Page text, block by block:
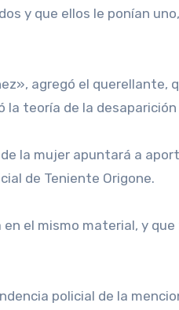
y que ellos le ponían
agregó el querellante,
la teoría de la
la mujer apuntará a
de Teniente Origone.
el mismo material, y
policial de la